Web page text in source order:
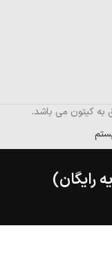
به کیتون می باشد.
رایگان)